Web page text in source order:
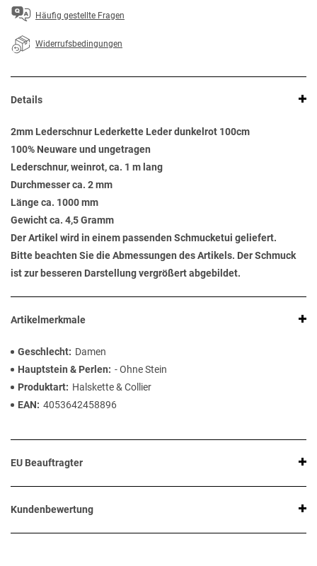
Häufig gestellte Fragen
Widerrufsbedingungen
Details
2mm Lederschnur Lederkette Leder dunkelrot 100cm
100% Neuware und ungetragen
Lederschnur, weinrot, ca. 1 m lang
Durchmesser ca. 2 mm
Länge ca. 1000 mm
Gewicht ca. 4,5 Gramm
Der Artikel wird in einem passenden Schmucketui geliefert.
Bitte beachten Sie die Abmessungen des Artikels. Der Schmuck
ist zur besseren Darstellung vergrößert abgebildet.
Artikelmerkmale
Geschlecht
Damen
Hauptstein & Perlen
- Ohne Stein
Produktart
Halskette & Collier
EAN
4053642458896
EU Beauftragter
Kundenbewertung